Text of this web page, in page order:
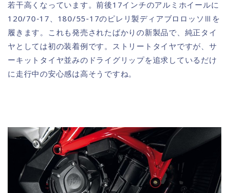
若干高くなっています。前後17インチのアルミホイールに
120/70-17、180/55-17のピレリ製ディアブロロッソⅢを
履きます。これも発売されたばかりの新製品で、純正タイ
ヤとしては初の装着例です。ストリートタイヤですが、サ
ーキットタイヤ並みのドライグリップを追求しているだけ
に走行中の安心感は高そうですね。